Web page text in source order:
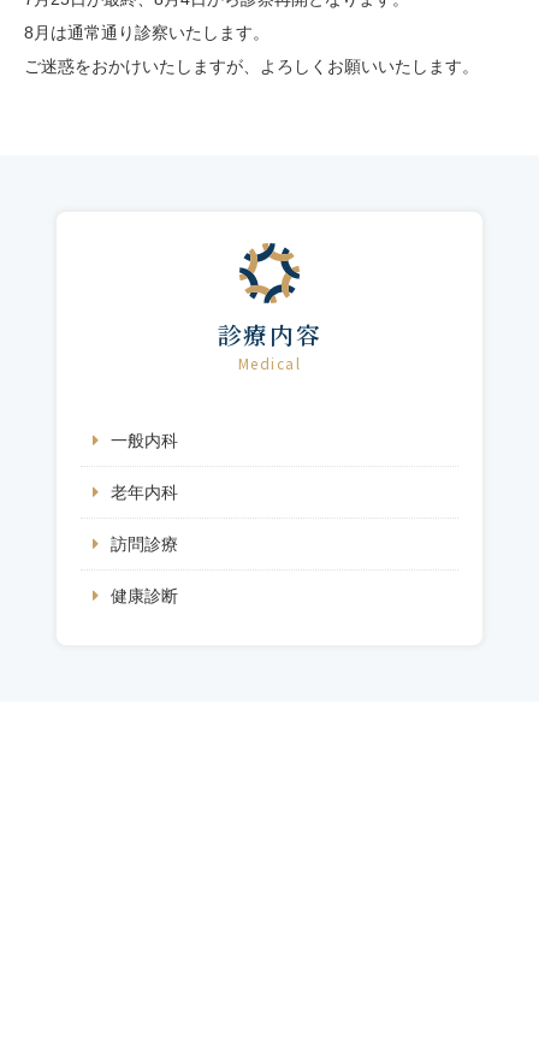
8月は通常通り診察いたします。
ご迷惑をおかけいたしますが、よろしくお願いいたします。
診療内容
Medical
一般内科
老年内科
訪問診療
健康診断